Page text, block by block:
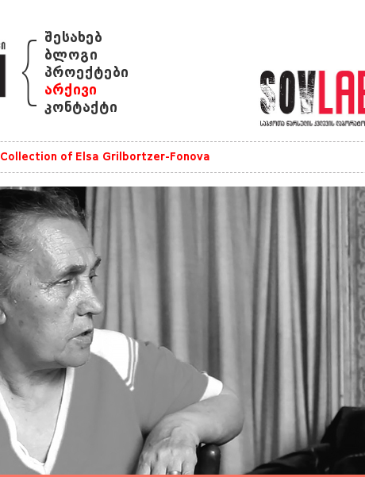
{ შესახებ
ბლოგი
პროექტები
არქივი
კონტაქტი
Collection of Elsa Grilbortzer-Fonova